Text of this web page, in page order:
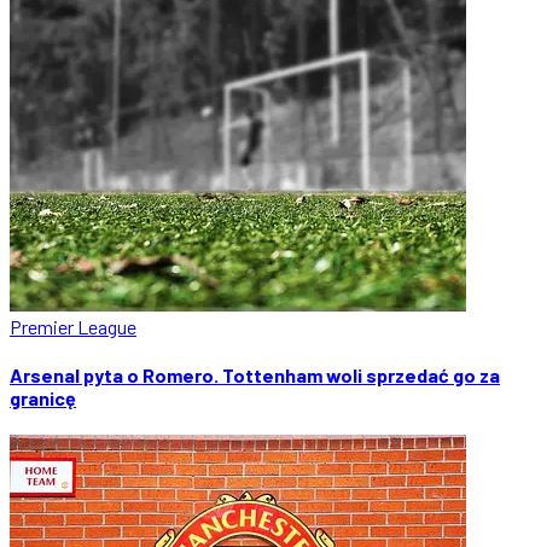
Premier League
Arsenal pyta o Romero. Tottenham woli sprzedać go za
granicę